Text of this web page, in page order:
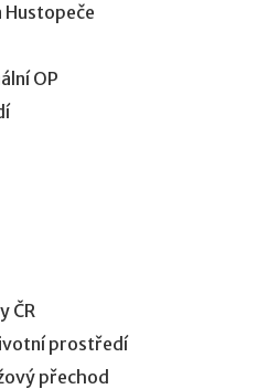
OP
ČR
prostředí
přechod